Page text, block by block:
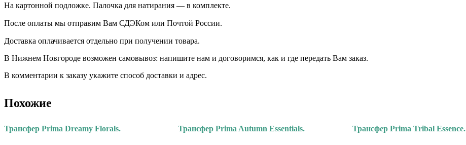
На картонной подложке. Палочка для натирания — в комплекте.
После оплаты мы отправим Вам СДЭКом или Почтой России. ⠀⠀
Доставка оплачивается отдельно при получении товара. ⠀⠀ ⠀⠀
В Нижнем Новгороде возможен самовывоз: напишите нам и договоримся, как и где передать Вам заказ.
В комментарии к заказу укажите способ доставки и адрес.
Похожие
Трансфер Prima Dreamy Florals. Трансфер Prima Autumn Essentials. Трансфер Prima Tribal Essence.